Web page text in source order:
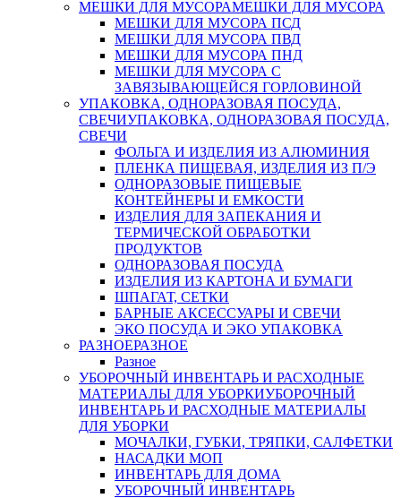
МЕШКИ ДЛЯ МУСОРАМЕШКИ ДЛЯ МУСОРА
МЕШКИ ДЛЯ МУСОРА ПСД
МЕШКИ ДЛЯ МУСОРА ПВД
МЕШКИ ДЛЯ МУСОРА ПНД
МЕШКИ ДЛЯ МУСОРА С
ЗАВЯЗЫВАЮЩЕЙСЯ ГОРЛОВИНОЙ
УПАКОВКА, ОДНОРАЗОВАЯ ПОСУДА,
СВЕЧИУПАКОВКА, ОДНОРАЗОВАЯ ПОСУДА,
СВЕЧИ
ФОЛЬГА И ИЗДЕЛИЯ ИЗ АЛЮМИНИЯ
ПЛЕНКА ПИЩЕВАЯ, ИЗДЕЛИЯ ИЗ П/Э
ОДНОРАЗОВЫЕ ПИЩЕВЫЕ
КОНТЕЙНЕРЫ И ЕМКОСТИ
ИЗДЕЛИЯ ДЛЯ ЗАПЕКАНИЯ И
ТЕРМИЧЕСКОЙ ОБРАБОТКИ
ПРОДУКТОВ
ОДНОРАЗОВАЯ ПОСУДА
ИЗДЕЛИЯ ИЗ КАРТОНА И БУМАГИ
ШПАГАТ, СЕТКИ
БАРНЫЕ АКСЕССУАРЫ И СВЕЧИ
ЭКО ПОСУДА И ЭКО УПАКОВКА
РАЗНОЕРАЗНОЕ
Разное
УБОРОЧНЫЙ ИНВЕНТАРЬ И РАСХОДНЫЕ
МАТЕРИАЛЫ ДЛЯ УБОРКИУБОРОЧНЫЙ
ИНВЕНТАРЬ И РАСХОДНЫЕ МАТЕРИАЛЫ
ДЛЯ УБОРКИ
МОЧАЛКИ, ГУБКИ, ТРЯПКИ, САЛФЕТКИ
НАСАДКИ МОП
ИНВЕНТАРЬ ДЛЯ ДОМА
УБОРОЧНЫЙ ИНВЕНТАРЬ